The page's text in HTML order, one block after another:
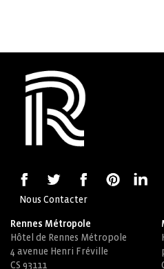
Nous Contacter
Rennes Métropole
Hôtel de Rennes Métropole
4 avenue Henri Fréville
CS 93111